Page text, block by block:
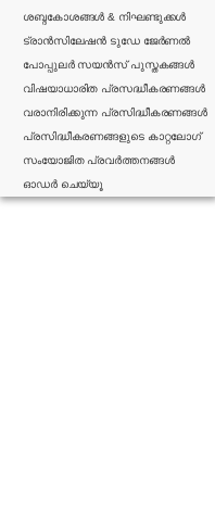
ശബ്ദകോശങ്ങൾ & നിഘണ്ടുക്കൾ
ട്രാൻസിലേഷൻ ടുഡേ ജേർണൽ
പോപ്പുലർ സയൻസ് പുസ്തകങ്ങൾ
വിഷയാധാരിത പ്രസദ്ധീകരണങ്ങൾ
വരാനിരിക്കുന്ന പ്രസിദ്ധീകരണങ്ങൾ
പ്രസിദ്ധീകരണങ്ങളുടെ കാറ്റലോഗ്
സംയോജിത പ്രവർത്തനങ്ങൾ
ഓഡർ ചെയ്യൂ